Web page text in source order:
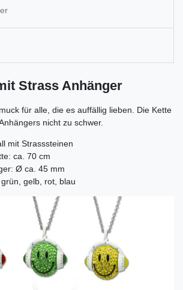
Strass Anhänger
für alle, die es auffällig lieben. Die Kette
nicht zu schwer.
mit Strasssteinen
ca. 70 cm
Ø ca. 45 mm
gelb, rot, blau